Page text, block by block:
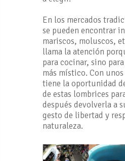
En los mercados
se pueden encontrar
mariscos, moluscos,
llama la atención
para cocinar, sino
más místico. Con
tiene la oportunidad
de estas lombrices
después devolverla a
gesto de libertad y
naturaleza.